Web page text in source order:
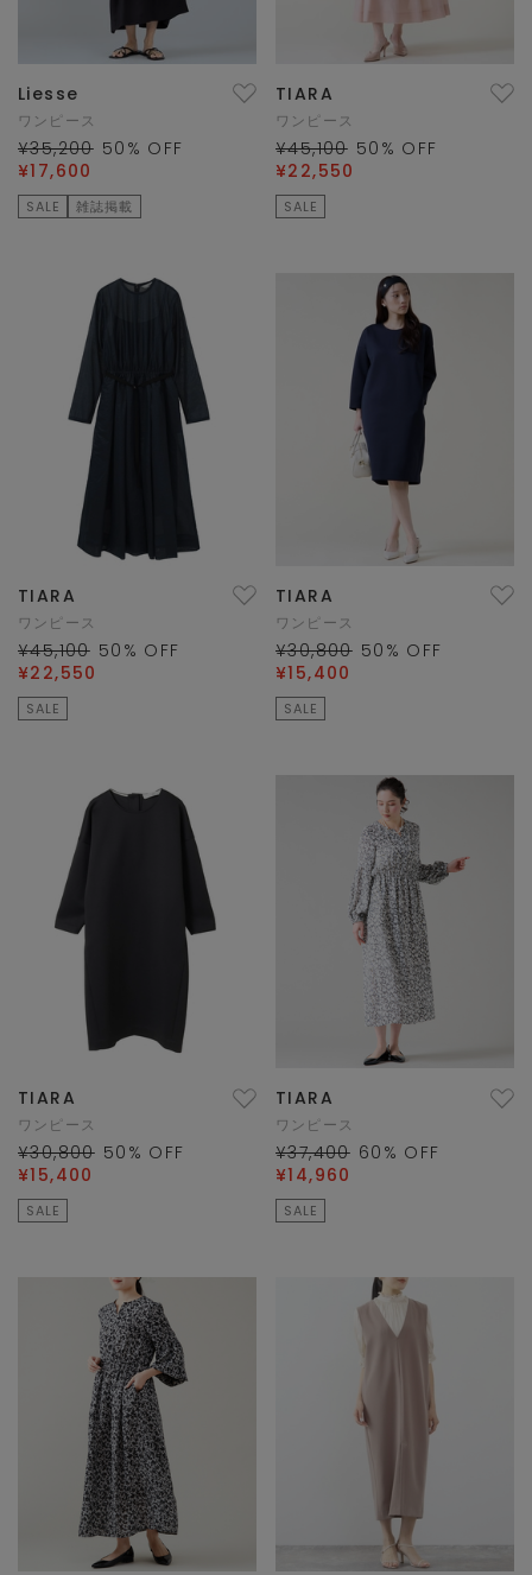
Liesse
ワンピース
¥35,200 50 % OFF
¥17,600
SALE 雑誌掲載
TIARA
ワンピース
¥45,100 50 % OFF
¥22,550
SALE
TIARA
ワンピース
¥45,100 50 % OFF
¥22,550
SALE
TIARA
ワンピース
¥30,800 50 % OFF
¥15,400
SALE
TIARA
ワンピース
¥30,800 50 % OFF
¥15,400
SALE
TIARA
ワンピース
¥37,400 60 % OFF
¥14,960
SALE